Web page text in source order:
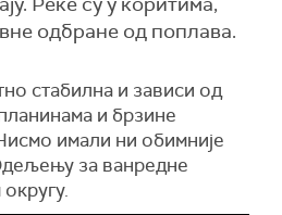
одбране од поплава.
стабилна и зависи од
и брзине
имали ни обимније
за ванредне